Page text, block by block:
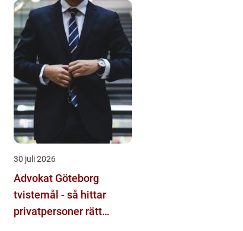
30 juli 2026
Advokat Göteborg
tvistemål - så hittar
privatpersoner rätt